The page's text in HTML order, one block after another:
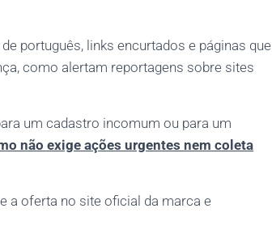
português, links encurtados e páginas que
como alertam reportagens sobre sites
um cadastro incomum ou para um
não exige ações urgentes nem coleta
a oferta no site oficial da marca e